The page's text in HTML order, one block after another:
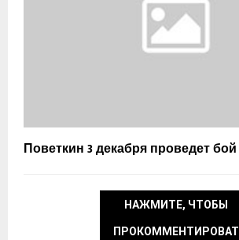
Поветкин 3 декабря проведет бой
НАЖМИТЕ, ЧТОБЫ
ПРОКОММЕНТИРОВАТ